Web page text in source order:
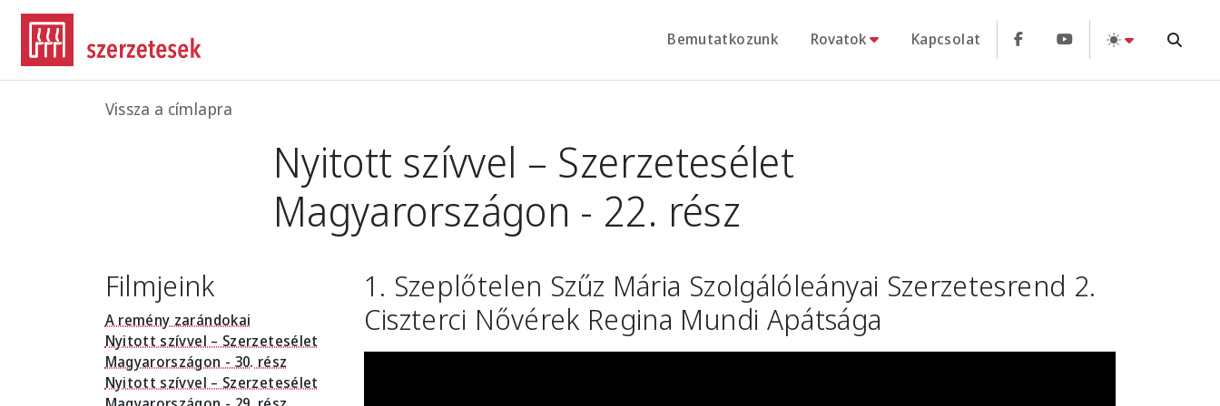
Ugrás a tartalomra
Bemutatkozunk Rovatok Kapcsolat
Morzsa
Vissza a címlapra
Nyitott szívvel – Szerzetesélet
Magyarországon - 22. rész
Filmjeink
A remény zarándokai
Nyitott szívvel – Szerzetesélet
Magyarországon - 30. rész
Nyitott szívvel – Szerzetesélet
1. Szeplőtelen Szűz Mária Szolgálóleányai Szerzetesrend 2.
Ciszterci Nővérek Regina Mundi Apátsága